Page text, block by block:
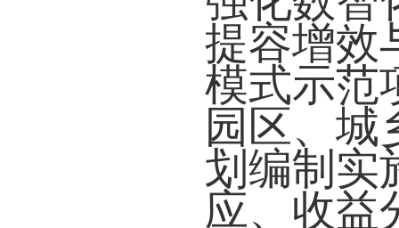
提容增效
模式示范
园区、城
划编制实
应、收益